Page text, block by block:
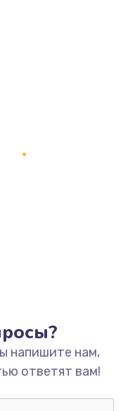
напишите нам,
ответят вам!